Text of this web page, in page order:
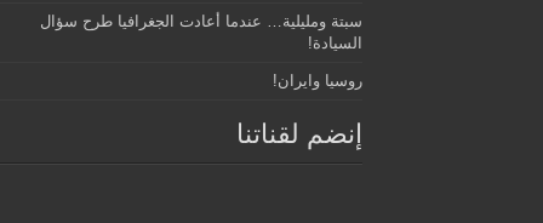
سبتة ومليلية… عندما أعادت الجغرافيا طرح سؤال
السيادة!
روسيا وايران!
إنضم لقناتنا